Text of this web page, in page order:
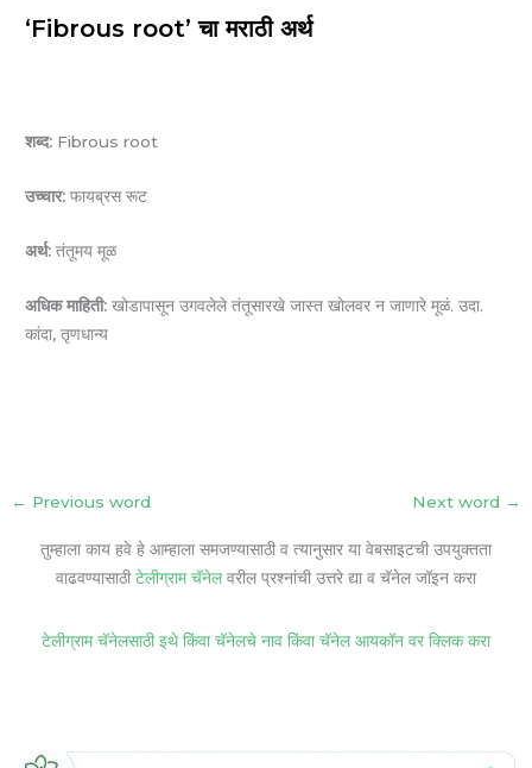
‘Fibrous root’ चा मराठी अर्थ
शब्द: Fibrous root
उच्चार: फायब्रस रूट
अर्थ: तंतूमय मूळ
अधिक माहिती: खोडापासून उगवलेले तंतूसारखे जास्त खोलवर न जाणारे मूळं. उदा.
कांदा, तृणधान्य
← Previous word Next word →
तुम्हाला काय हवे हे आम्हाला समजण्यासाठी व त्यानुसार या वेबसाइटची उपयुक्तता
वाढवण्यासाठी टेलीग्राम चॅनेलवरील प्रश्नांची उत्तरे द्या व चॅनेल जॉइन करा
टेलीग्राम चॅनेलसाठी इथे किंवा चॅनेलचे नाव किंवा चॅनेल आयकॉन वर क्लिक करा